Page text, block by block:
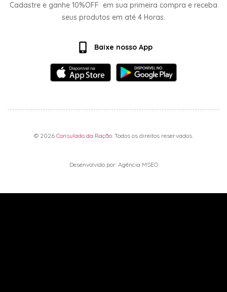
Cadastre e ganhe 10%OFF em sua primeira compra e receba
seus produtos em até 4 Horas.
Baixe nosso App
© 2026 Consulado da Ração. Todos os direitos reservados.
Desenvolvido por: Agência MSEO